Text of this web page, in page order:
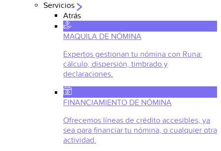
Servicios
Atrás
MAQUILA DE NÓMINA
Expertos gestionan tu nómina con Runa:
cálculo, dispersión, timbrado y
declaraciones.
FINANCIAMIENTO DE NÓMINA
Ofrecemos líneas de crédito accesibles, ya
sea para financiar tu nómina, o cualquier otra
actividad.